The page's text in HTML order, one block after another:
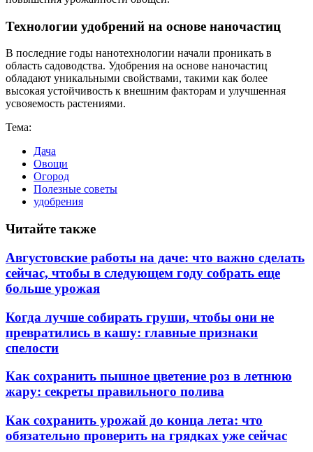
Технологии удобрений на основе наночастиц
В последние годы нанотехнологии начали проникать в
область садоводства. Удобрения на основе наночастиц
обладают уникальными свойствами, такими как более
высокая устойчивость к внешним факторам и улучшенная
усвояемость растениями.
Тема:
Дача
Овощи
Огород
Полезные советы
удобрения
Читайте также
Августовские работы на даче: что важно сделать
сейчас, чтобы в следующем году собрать еще
больше урожая
Когда лучше собирать груши, чтобы они не
превратились в кашу: главные признаки
спелости
Как сохранить пышное цветение роз в летнюю
жару: секреты правильного полива
Как сохранить урожай до конца лета: что
обязательно проверить на грядках уже сейчас